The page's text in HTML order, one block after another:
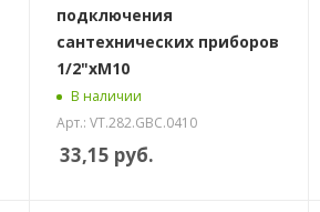
подключения
сантехнических приборов
1/2"хМ10
В наличии
Арт.: VT.282.GBC.0410
33,15 руб.